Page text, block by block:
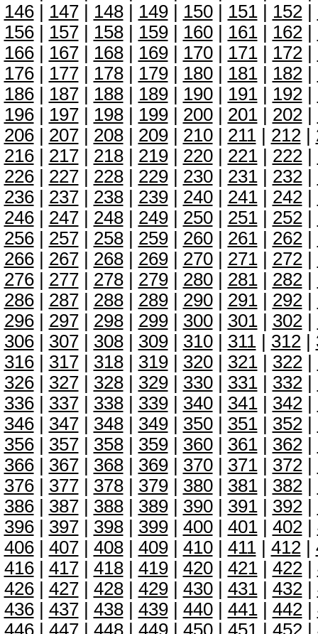
146| 147| 148| 149| 150| 151| 152|
156| 157| 158| 159| 160| 161| 162|
166| 167| 168| 169| 170| 171| 172|
176| 177| 178| 179| 180| 181| 182|
186| 187| 188| 189| 190| 191| 192|
196| 197| 198| 199| 200| 201| 202|
206| 207| 208| 209| 210| 211| 212|
216| 217| 218| 219| 220| 221| 222|
226| 227| 228| 229| 230| 231| 232|
236| 237| 238| 239| 240| 241| 242|
246| 247| 248| 249| 250| 251| 252|
256| 257| 258| 259| 260| 261| 262|
266| 267| 268| 269| 270| 271| 272|
276| 277| 278| 279| 280| 281| 282|
286| 287| 288| 289| 290| 291| 292|
296| 297| 298| 299| 300| 301| 302|
306| 307| 308| 309| 310| 311| 312|
316| 317| 318| 319| 320| 321| 322|
326| 327| 328| 329| 330| 331| 332|
336| 337| 338| 339| 340| 341| 342|
346| 347| 348| 349| 350| 351| 352|
356| 357| 358| 359| 360| 361| 362|
366| 367| 368| 369| 370| 371| 372|
376| 377| 378| 379| 380| 381| 382|
386| 387| 388| 389| 390| 391| 392|
396| 397| 398| 399| 400| 401| 402|
406| 407| 408| 409| 410| 411| 412|
416| 417| 418| 419| 420| 421| 422|
426| 427| 428| 429| 430| 431| 432|
436| 437| 438| 439| 440| 441| 442|
446| 447| 448| 449| 450| 451| 452|